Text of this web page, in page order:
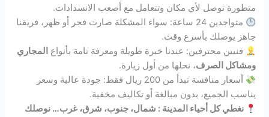
متطورة توصل لأي مكان وتتعامل مع أصعب الانسدادات.
متواجدين 24 ساعة: سواء المشكلة صارت فجر أو ظهر، فريقنا
جاهز يوصلك بأسرع وقت.
فنيين محترفين: عندنا خبرة طويلة ومعرفة تامة بأنواع المجاري
ومشاكل الصرف، نحلها من أول زيارة.
أسعار منافسة تبدأ من 200 ريال فقط: جودة عالية وسعر
يناسب الجميع، بدون مبالغة أو تكاليف مخفية.
نغطي كل أحياء المدينة : شمال، جنوب، شرق، غرب… نوصلك